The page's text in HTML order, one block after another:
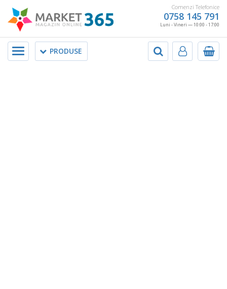
Comenzi Telefonice
0758 145 791
Luni - Vineri — 10:00 - 17:00
PRODUSE
Meniu